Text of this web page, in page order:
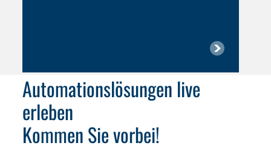
Automationslösungen live
erleben
Kommen Sie vorbei!